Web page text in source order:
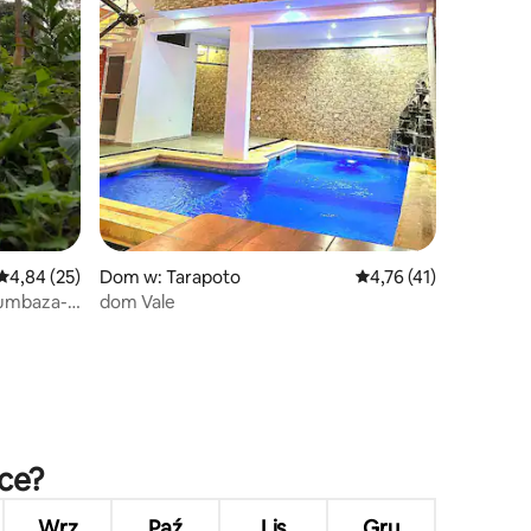
ocena: 4,84 na 5, liczba recenzji: 25
4,84 (25)
Dom w: Tarapoto Średnia ocena: 4,76
4,76 (41)
dom Vale